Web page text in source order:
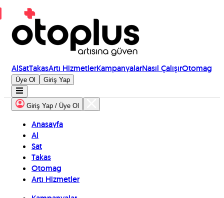
AlSatTakasArtı HizmetlerKampanyalarNasıl ÇalışırOtomag
Üye Ol Giriş Yap
Giriş Yap / Üye Ol
Anasayfa
Al
Sat
Takas
Otomag
Artı Hizmetler